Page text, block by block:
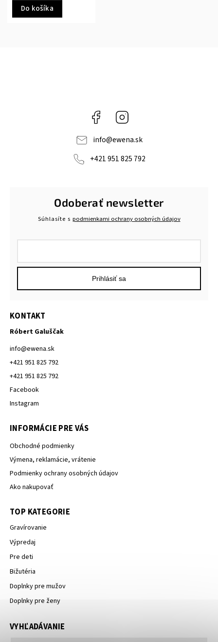
Do košíka
Facebook
info@ewena.sk
+421 951 825 792
Odoberať newsletter
Súhlasíte s podmienkami ochrany osobných údajov
Prihlásiť sa
KONTAKT
Róbert Galuščak
info@ewena.sk
+421 951 825 792
+421 951 825 792
Facebook
Instagram
INFORMÁCIE PRE VÁS
Obchodné podmienky
Výmena, reklamácie, vrátenie
Podmienky ochrany osobných údajov
Ako nakupovať
TOP KATEGORIE
Gravírovanie
Výpredaj
Pre deti
Bižutéria
Doplnky pre mužov
Doplnky pre ženy
VYHĽADÁVANIE